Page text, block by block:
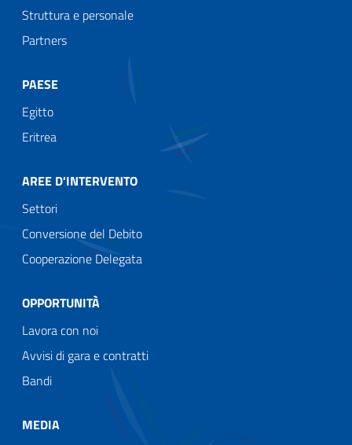
Struttura e personale
Partners
PAESE
Egitto
Eritrea
AREE D'INTERVENTO
Settori
Conversione del Debito
Cooperazione Delegata
OPPORTUNITÀ
Lavora con noi
Avvisi di gara e contratti
Bandi
MEDIA